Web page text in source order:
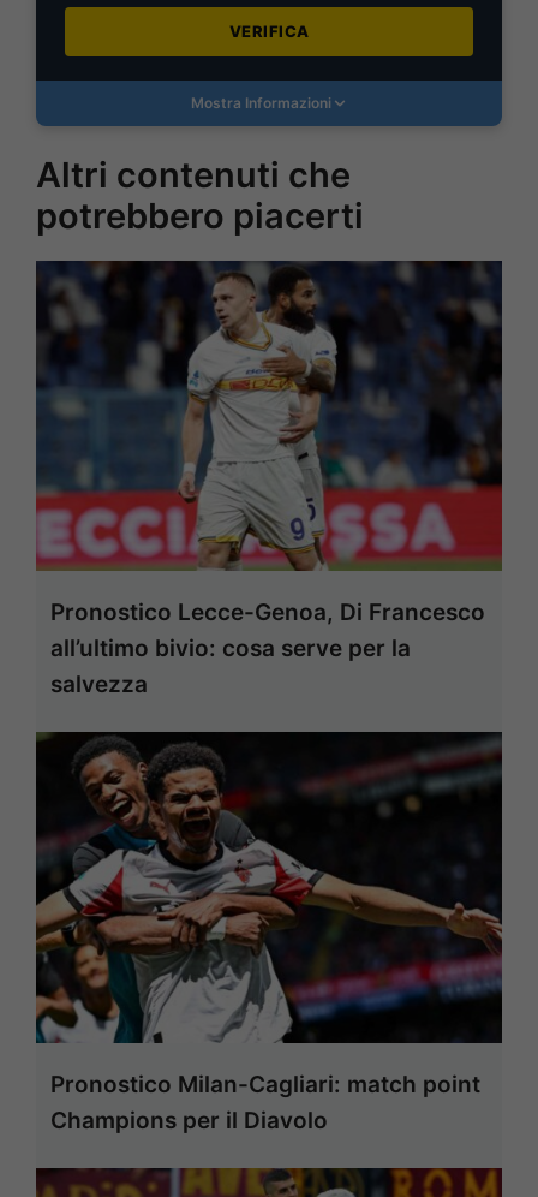
VERIFICA
Mostra Informazioni
Altri contenuti che
potrebbero piacerti
Pronostico Lecce-Genoa, Di Francesco
all’ultimo bivio: cosa serve per la
salvezza
Pronostico Milan-Cagliari: match point
Champions per il Diavolo